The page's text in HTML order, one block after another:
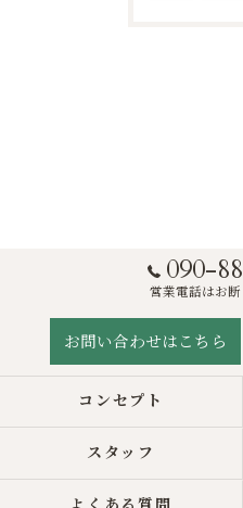
090-
営業電話はお
お問い合わせはこちら
コンセプト
スタッフ